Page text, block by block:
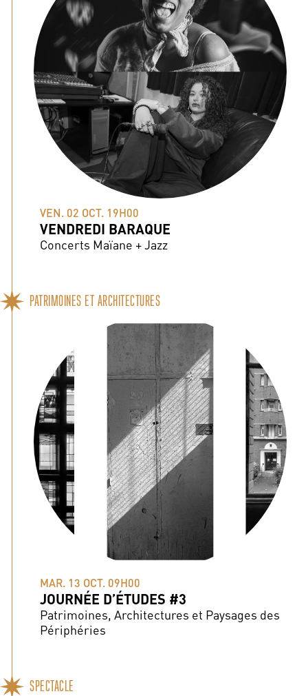
VEN. 02 OCT. 19H00
VENDREDI BARAQUE
Concerts Maïane + Jazz
PATRIMOINES ET ARCHITECTURES
MAR. 13 OCT. 09H00
JOURNÉE D’ÉTUDES #3
Patrimoines, Architectures et Paysages des
Périphéries
SPECTACLE